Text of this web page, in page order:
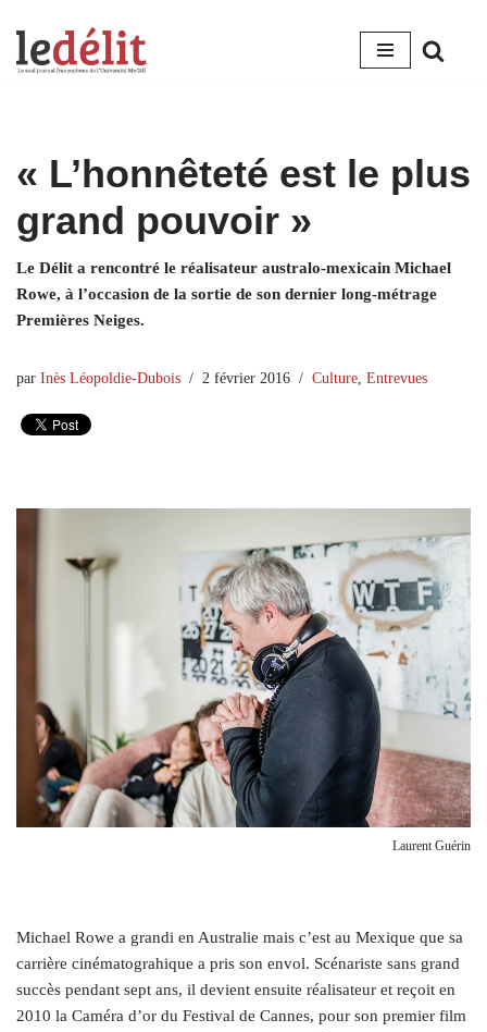
Aller
« L’honnêteté est le plus
grand pouvoir »
Le Délit a rencontré le réalisateur australo-mexicain Michael
Rowe, à l’occasion de la sortie de son dernier long-métrage
Premières Neiges.
par Inès Léopoldie-Dubois 2 février 2016 Culture Entrevues
Laurent Guérin
Michael Rowe a grandi en Australie mais c’est au Mexique que sa
carrière cinématograhique a pris son envol. Scénariste sans grand
succès pendant sept ans, il devient ensuite réalisateur et reçoit en
2010 la Caméra d’or du Festival de Cannes, pour son premier film